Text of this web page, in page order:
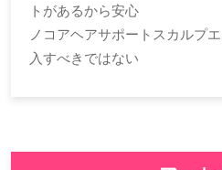
トがあるから安心
ノコアヘアサポートスカルプ
入すべきではない